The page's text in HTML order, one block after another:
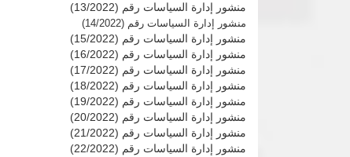
منشور إدارة السياسات رقم (13/2022)
منشور إدارة السياسات رقم (14/2022)
منشور إدارة السياسات رقم (15/2022)
منشور إدارة السياسات رقم (16/2022)
منشور إدارة السياسات رقم (17/2022)
منشور إدارة السياسات رقم (18/2022)
منشور إدارة السياسات رقم (19/2022)
منشور إدارة السياسات رقم (20/2022)
منشور إدارة السياسات رقم (21/2022)
منشور إدارة السياسات رقم (22/2022)